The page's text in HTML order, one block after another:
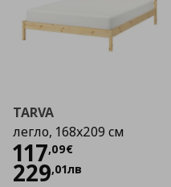
TARVA
легло, 168x209 см
117,09€
Цена
229,01лв